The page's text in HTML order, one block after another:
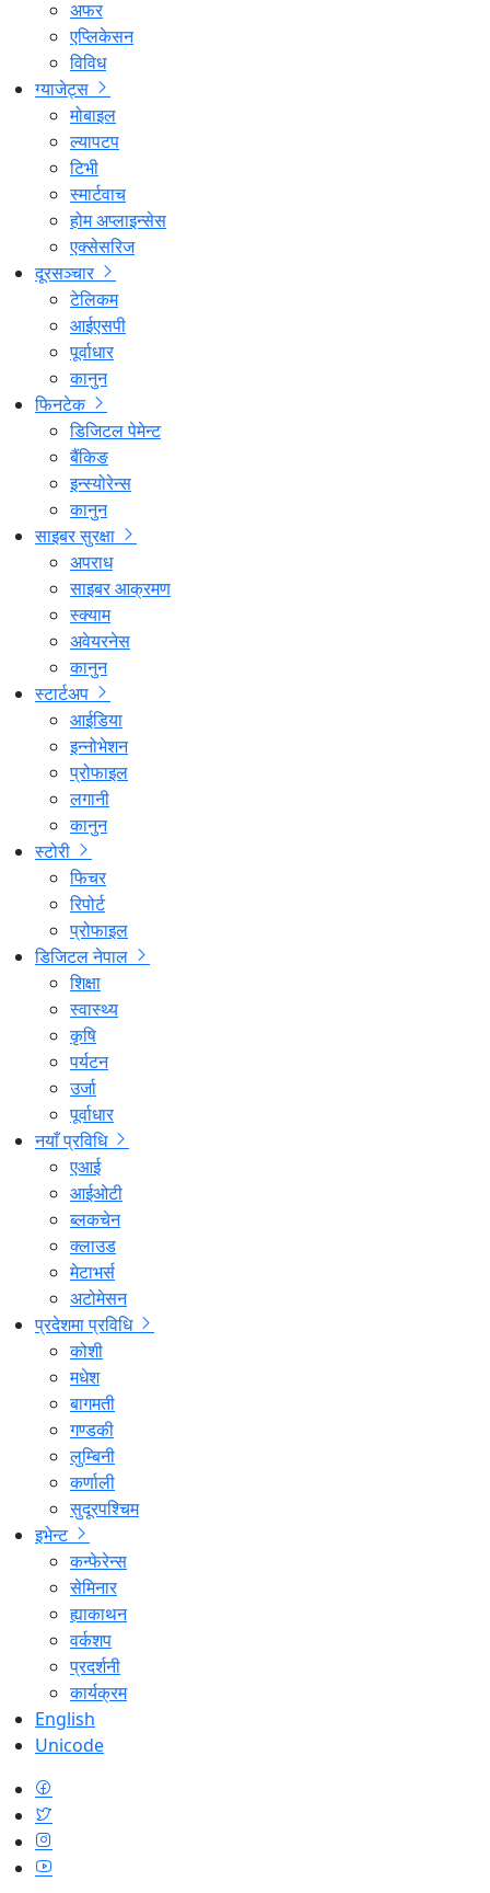
अफर
एप्लिकेसन
विविध
ग्याजेट्स
मोबाइल
ल्यापटप
टिभी
स्मार्टवाच
होम अप्लाइन्सेस
एक्सेसरिज
दूरसञ्चार
टेलिकम
आईएसपी
पूर्वाधार
कानुन
फिनटेक
डिजिटल पेमेन्ट
बैंकिङ
इन्स्योरेन्स
कानुन
साइबर सुरक्षा
अपराध
साइबर आक्रमण
स्क्याम
अवेयरनेस
कानुन
स्टार्टअप
आईडिया
इन्नोभेशन
प्रोफाइल
लगानी
कानुन
स्टोरी
फिचर
रिपोर्ट
प्रोफाइल
डिजिटल नेपाल
शिक्षा
स्वास्थ्य
कृषि
पर्यटन
उर्जा
पूर्वाधार
नयाँ प्रविधि
एआई
आईओटी
ब्लकचेन
क्लाउड
मेटाभर्स
अटोमेसन
प्रदेशमा प्रविधि
कोशी
मधेश
बागमती
गण्डकी
लुम्बिनी
कर्णाली
सुदूरपश्चिम
इभेन्ट
कन्फेरेन्स
सेमिनार
ह्याकाथन
वर्कशप
प्रदर्शनी
कार्यक्रम
English
Unicode